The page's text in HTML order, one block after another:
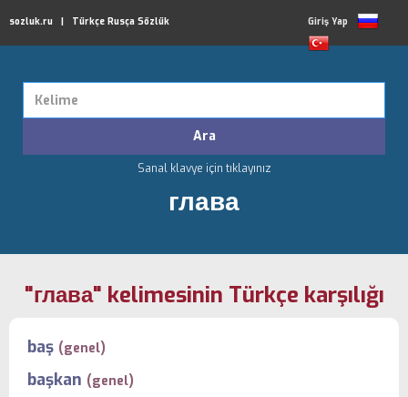
sozluk.ru | Türkçe Rusça Sözlük Giriş Yap
Sanal klavye için tıklayınız
глава
"глава" kelimesinin Türkçe karşılığı
baş (genel)
başkan (genel)